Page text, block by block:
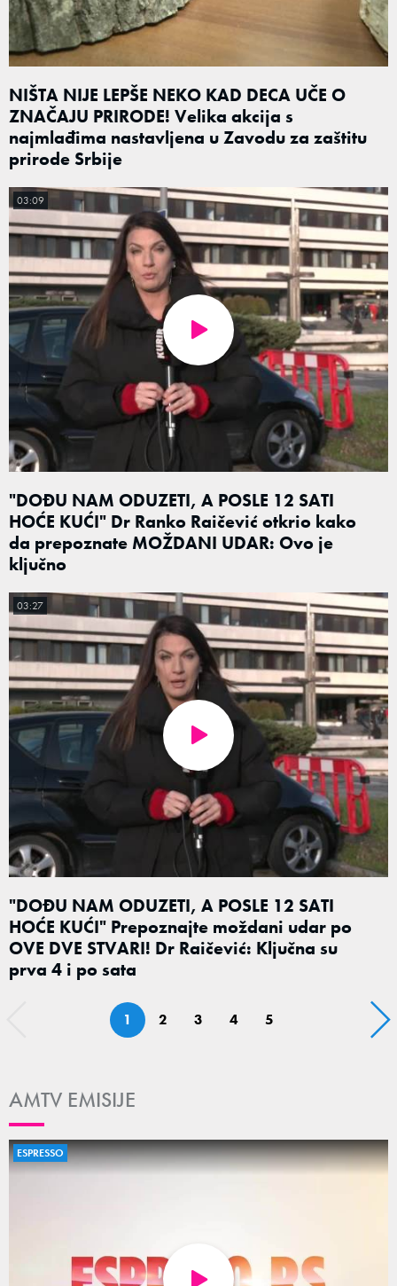
NIŠTA NIJE LEPŠE NEKO KAD DECA UČE O
ZNAČAJU PRIRODE! Velika akcija s
najmlađima nastavljena u Zavodu za zaštitu
prirode Srbije
"DOĐU NAM ODUZETI, A POSLE 12 SATI
HOĆE KUĆI" Dr Ranko Raičević otkrio kako
da prepoznate MOŽDANI UDAR: Ovo je
ključno
03:09
"DOĐU NAM ODUZETI, A POSLE 12 SATI
HOĆE KUĆI" Prepoznajte moždani udar po
OVE DVE STVARI! Dr Raičević: Ključna su
prva 4 i po sata
03:27
1 2 3 4 5
AMTV EMISIJE
ESPRESSO